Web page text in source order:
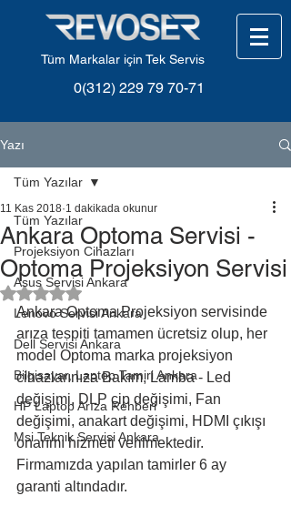
Tüm Markalar için Tek Servis
0(312) 229 79 70-71
Yazı
Tüm Yazılar
Projeksiyon Cihazları
Asus Servisi Ankara
Lenovo Servisi Ankara
Dell Servisi Ankara
Bilgisayar, Laptop Tamiri Ankara
HP Laptop Arıza Rehberi
Msi Teknik Servisi Ankara
Tüm Yazılar
Ankara Optoma Servisi -
Optoma Projeksiyon Servisi
11 Kas 2018 1 dakikada okunur
5 üzerinden NaN yıldız
Ankara Optoma Projeksiyon servisinde
arıza tespiti tamamen ücretsiz olup, her
model Optoma marka projeksiyon
cihazlarınıza Bakım, Lamba - Led
değişimi, DLP çip değişimi, Fan
değişimi, anakart değişimi, HDMI çıkışı
onarımı hizmeti verilmektedir.
Firmamızda yapılan tamirler 6 ay
garanti altındadır.